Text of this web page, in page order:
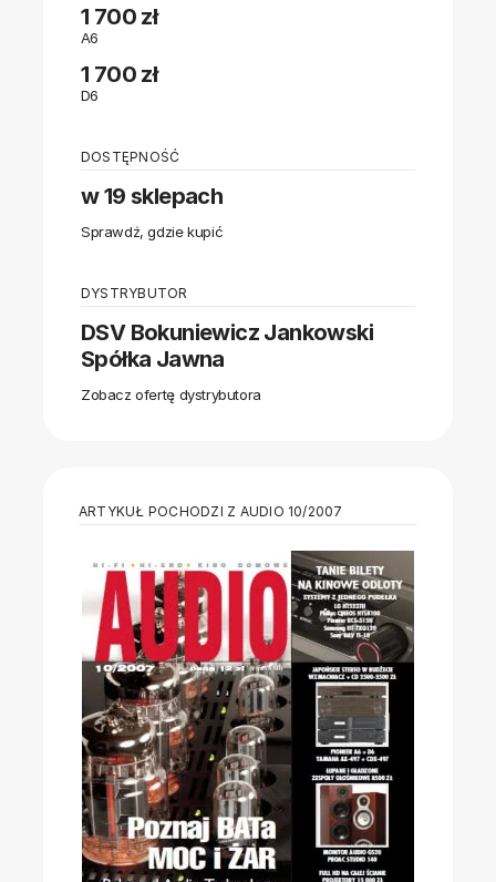
1 700 zł
A6
1 700 zł
D6
DOSTĘPNOŚĆ
w 19 sklepach
Sprawdź, gdzie kupić
DYSTRYBUTOR
DSV Bokuniewicz Jankowski
Spółka Jawna
Zobacz ofertę dystrybutora
ARTYKUŁ POCHODZI Z AUDIO 10/2007